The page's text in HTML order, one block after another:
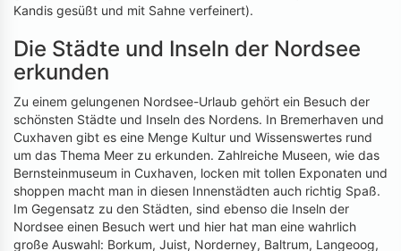
Kandis gesüßt und mit Sahne verfeinert).
Die Städte und Inseln der Nordsee
erkunden
Zu einem gelungenen Nordsee-Urlaub gehört ein Besuch der
schönsten Städte und Inseln des Nordens. In Bremerhaven und
Cuxhaven gibt es eine Menge Kultur und Wissenswertes rund
um das Thema Meer zu erkunden. Zahlreiche Museen, wie das
Bernsteinmuseum in Cuxhaven, locken mit tollen Exponaten und
shoppen macht man in diesen Innenstädten auch richtig Spaß.
Im Gegensatz zu den Städten, sind ebenso die Inseln der
Nordsee einen Besuch wert und hier hat man eine wahrlich
große Auswahl: Borkum, Juist, Norderney, Baltrum, Langeoog,